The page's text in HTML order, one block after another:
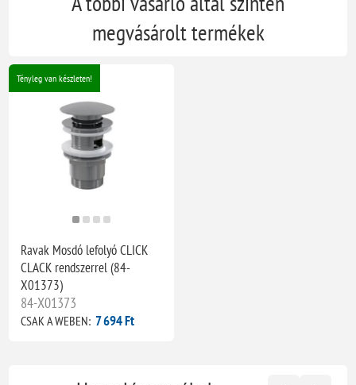
megvásárolt termékek
Tényleg van készleten!
Ravak Mosdó lefolyó CLICK
CLACK rendszerrel (84-
X01373)
84-X01373
CSAK A WEBEN: 7 694 Ft